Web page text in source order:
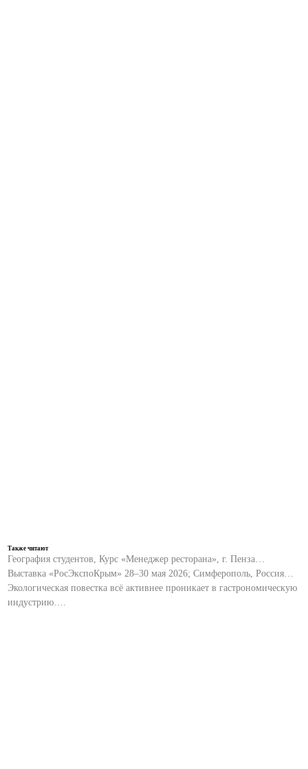
Также читают
География студентов, Курс «Менеджер ресторана», г. Пенза…
Выставка «РосЭкспоКрым» 28–30 мая 2026; Симферополь, Россия…
Экологическая повестка всё активнее проникает в гастрономическую
индустрию….